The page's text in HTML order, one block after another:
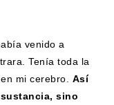
venido a
Tenía toda la
mi cerebro. Así
sino